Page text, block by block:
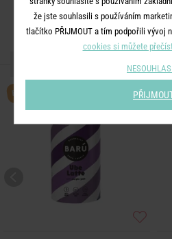
DALŠÍ
BESTSELLER
že jste souhlasili s používáním
tlačítko PŘIJMOUT a tím podpořili vývoj
cookies si můžete